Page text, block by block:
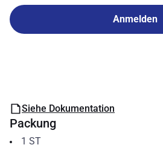
Anmelden
Siehe Dokumentation
Packung
1 ST